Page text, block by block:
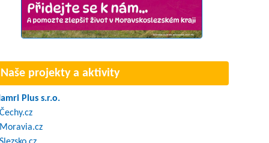
Naše projekty a aktivity
Plus s.r.o.